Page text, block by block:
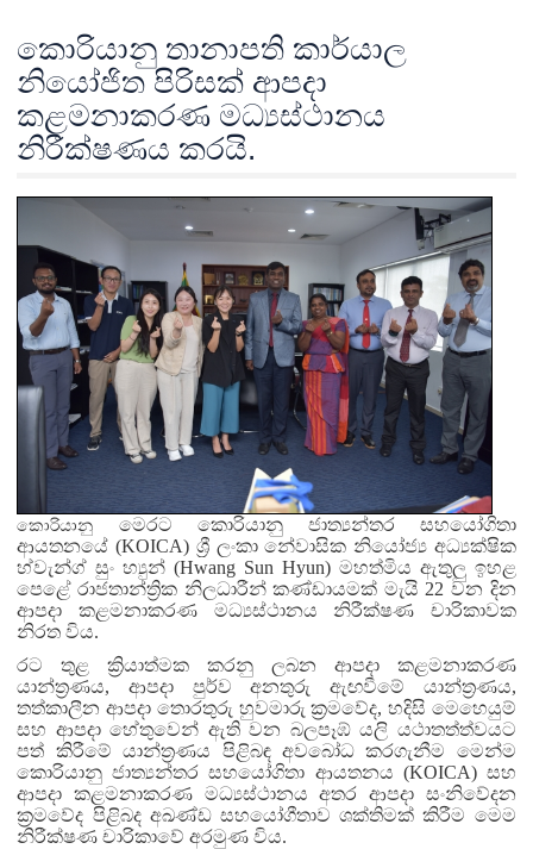
කොරියානු තානාපති කාර්යාල
නියෝජිත පිරිසක් ආපදා
කළමනාකරණ මධ්‍යස්ථානය
නිරීක්ෂණය කරයි.
කොරියානු මෙරට කොරියානු ජාත්‍යන්තර සහයෝගිතා
ආයතනයේ (KOICA) ශ්‍රී ලංකා නේවාසික නියෝජ්‍ය අධ්‍යක්ෂික
හ්වැන්ග් සුං හ්‍යුන් (Hwang Sun Hyun)මහත්මිය ඇතුලු ඉහළ
පෙළේ රාජතාන්ත්‍රික නිලධාරීන් කණ්ඩායමක් මැයි 22 වන දින
ආපදා කළමනාකරණ මධ්‍යස්ථානය නිරීක්ෂණ චාරිකාවක
නිරත විය.
රට තුළ ක්‍රියාත්මක කරනු ලබන ආපදා කළමනාකරණ
යාන්ත්‍රණය, ආපදා පුර්ව අනතුරු ඇඟවීමේ යාන්ත්‍රණය,
තත්කාලීන ආපදා තොරතුරු හුවමාරු ක්‍රමවේද, හදිසි මෙහෙයුම්
සහ ආපදා හේතුවෙන් ඇති වන බලපෑඹ් යලි යථාතත්ත්වයට
පත් කිරීමේ යාන්ත්‍රණය පිළිබඳ අවබෝධ කරගැනීම මෙන්ම
කොරියානු ජාත්‍යන්තර සහයෝගිතා ආයතනය (KOICA) සහ
ආපදා කළමනාකරණ මධ්‍යස්ථානය අතර ආපදා සංනිවේදන
ක්‍රමවේද පිළිබද අඛණ්ඩ සහයෝගීතාව ශක්තිමක් කිරීම මෙම
නිරීක්ෂණ චාරිකාවේ අරමුණ විය.